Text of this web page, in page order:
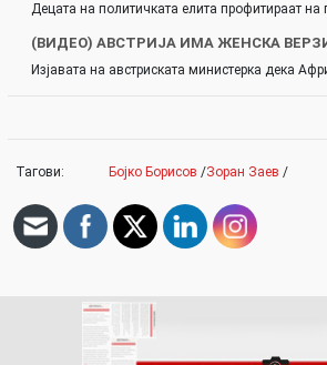
Децата на политичката елита профитираат на
(ВИДЕО) АВСТРИЈА ИМА ЖЕНСКА
Изјавата на австриската министерка дека
Тагови: Бојко Борисов /Зоран Заев /